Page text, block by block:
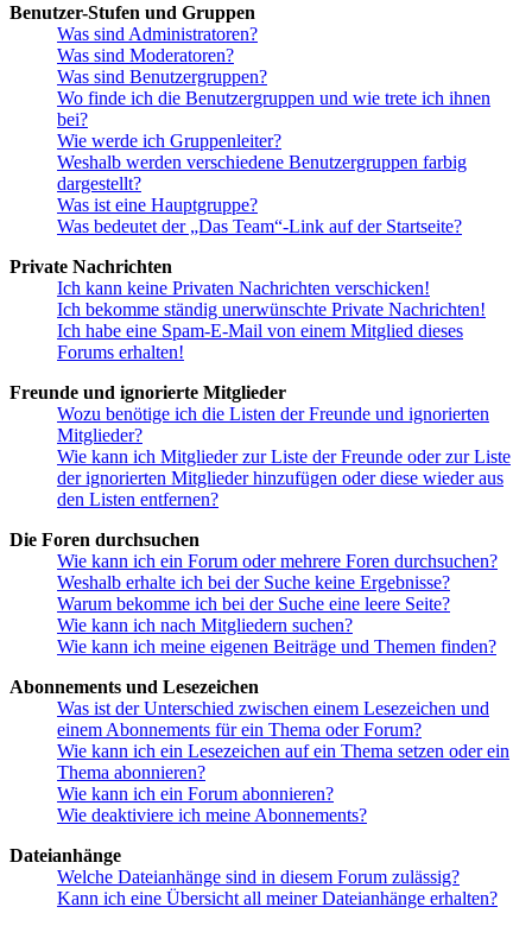
Benutzer-Stufen und Gruppen
Was sind Administratoren?
Was sind Moderatoren?
Was sind Benutzergruppen?
Wo finde ich die Benutzergruppen und wie trete ich ihnen
bei?
Wie werde ich Gruppenleiter?
Weshalb werden verschiedene Benutzergruppen farbig
dargestellt?
Was ist eine Hauptgruppe?
Was bedeutet der „Das Team“-Link auf der Startseite?
Private Nachrichten
Ich kann keine Privaten Nachrichten verschicken!
Ich bekomme ständig unerwünschte Private Nachrichten!
Ich habe eine Spam-E-Mail von einem Mitglied dieses
Forums erhalten!
Freunde und ignorierte Mitglieder
Wozu benötige ich die Listen der Freunde und ignorierten
Mitglieder?
Wie kann ich Mitglieder zur Liste der Freunde oder zur Liste
der ignorierten Mitglieder hinzufügen oder diese wieder aus
den Listen entfernen?
Die Foren durchsuchen
Wie kann ich ein Forum oder mehrere Foren durchsuchen?
Weshalb erhalte ich bei der Suche keine Ergebnisse?
Warum bekomme ich bei der Suche eine leere Seite?
Wie kann ich nach Mitgliedern suchen?
Wie kann ich meine eigenen Beiträge und Themen finden?
Abonnements und Lesezeichen
Was ist der Unterschied zwischen einem Lesezeichen und
einem Abonnements für ein Thema oder Forum?
Wie kann ich ein Lesezeichen auf ein Thema setzen oder ein
Thema abonnieren?
Wie kann ich ein Forum abonnieren?
Wie deaktiviere ich meine Abonnements?
Dateianhänge
Welche Dateianhänge sind in diesem Forum zulässig?
Kann ich eine Übersicht all meiner Dateianhänge erhalten?